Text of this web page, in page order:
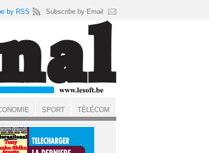
by RSS Subscribe by Email
SPORT TÉLÉCOM